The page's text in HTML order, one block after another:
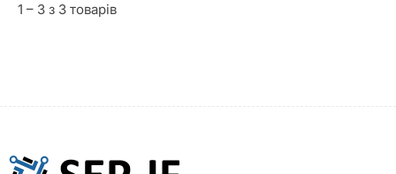
1 – 3 з 3 товарів